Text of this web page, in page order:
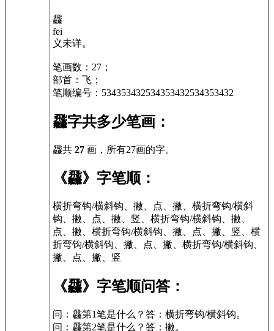
飝
fēi
义未详。
笔画数：27；
部首：飞；
笔顺编号：534353432534353432534353432
飝字共多少笔画：
飝共 27 画，所有27画的字。
《飝》字笔顺：
横折弯钩/横斜钩、撇、点、撇、横折弯钩/横斜
钩、撇、点、撇、竖、横折弯钩/横斜钩、撇、
点、撇、横折弯钩/横斜钩、撇、点、撇、竖、横
折弯钩/横斜钩、撇、点、撇、横折弯钩/横斜钩、
撇、点、撇、竖
《飝》字笔顺问答：
问：飝第1笔是什么？答：横折弯钩/横斜钩。
问：飝第2笔是什么？答：撇。